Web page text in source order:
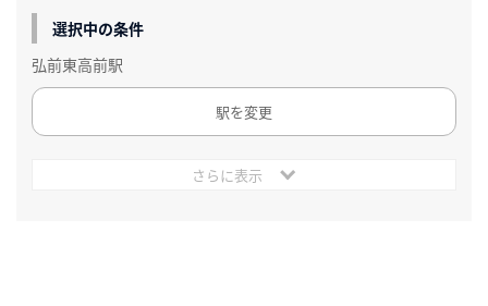
選択中の条件
弘前東高前駅
駅を変更
さらに表示